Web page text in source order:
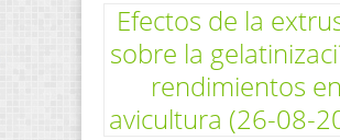
Efectos de la
sobre la
rendimientos en
avicultura (26-08-